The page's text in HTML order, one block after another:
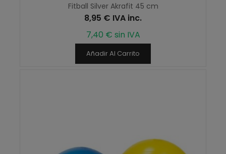
Fitball Silver Akrafit 45 cm
8,95 € IVA inc.
7,40 € sin IVA
Añadir Al Carrito